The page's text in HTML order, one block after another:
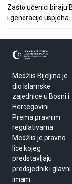
Zašto učenici biraju
i generacije uspjeha
Medžlis Bijeljina je
dio Islamske
zajednice u Bosni i
Hercegovini.
Prema pravnim
regulativama
Medžlis je pravno
lice kojeg
predstavljaju
predsjednik i glavni
imam.